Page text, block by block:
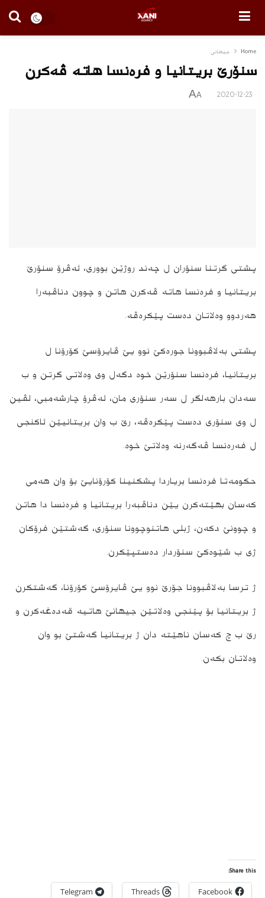
Home جیهانی
سنۆرێ بریتانیا و فره‌نسا هاته‌ ڤه‌كرن
2020-12-23
A
A
پشتى گرتنا سنۆران ل چه‌ند روژێن بوورى، ئه‌ڤرۆ سنۆرێ
بریتانیا و فره‌نسا هاته‌ ڤه‌كرن هاتن و چوون دناڤبه‌را
هه‌ردوو وه‌لاتان ده‌ست پێكره‌ڤه‌.
پشتى به‌لاڤبوونا جوره‌كێ نوو یێ ڤایرۆسێ كۆرۆنا ل
بریتانیا، فره‌نسا سنۆرێن خوه‌ دگه‌ل وى وه‌لاتى گرتن و ب
سه‌دان بارهه‌لگر ل سه‌ر سنۆرى مان، ئه‌ڤرۆ چارشه‌مبى، لڤین
ل وى سنۆرى ده‌ست پێكره‌ڤه‌، رێ ب وان بریتانیێن ئاكنجى
ل فه‌ره‌نسا ڤه‌گه‌رنه‌ وه‌لاتێ خوه‌.
حكومه‌تا فره‌نسا بریاردا پشكنینا كۆرۆنایێ بۆ وان هه‌مى
كه‌سان بهێته‌كرن یێن دناڤبه‌را بریتانیا و فره‌نسا دا هاتن
و چوونێ دكه‌ن، ژبلى هاتنوچوونا سنۆرى، گه‌شتێن فرۆكان
ژى ب شێوه‌كێ سنۆردار ده‌ستپێكرن.
ژ ترسا به‌لاڤبوونا جۆرێ نوو یێ ڤایرۆسێ كۆرۆنا، گه‌شتكرن
ژ بریتانیا بۆ پێنجى وه‌لاتێن جیهانێ هاتیه‌ قه‌ده‌غه‌كرن و
رێ ب چ كه‌سان ناهێته‌ دان ژ بریتانیا گه‌شتێ بو وان
وه‌لاتان بكه‌ن.
Share this:
Facebook
Threads
Telegram